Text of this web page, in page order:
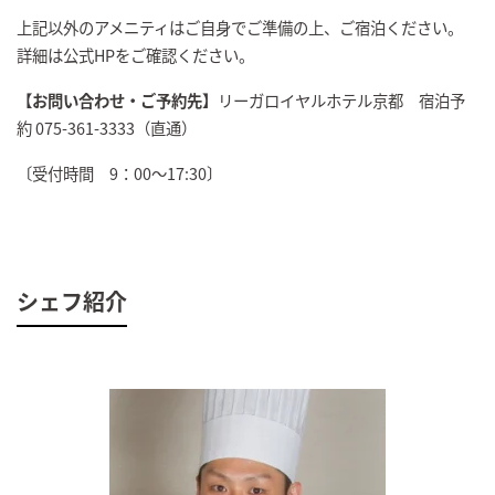
上記以外のアメニティはご自身でご準備の上、ご宿泊ください。
詳細は公式HPをご確認ください。
【お問い合わせ・ご予約先】 リーガロイヤルホテル京都 宿泊予
約 075-361-3333（直通）
〔受付時間 9：00～17:30〕
シェフ紹介